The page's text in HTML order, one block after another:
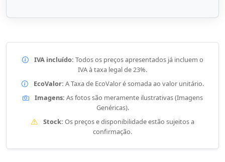
IVA incluído: Todos os preços apresentados já incluem o
IVA à taxa legal de 23%.
EcoValor: A Taxa de EcoValor é somada ao valor unitário.
Imagens: As fotos são meramente ilustrativas (Imagens
Genéricas).
Stock: Os preços e disponibilidade estão sujeitos a
confirmação.